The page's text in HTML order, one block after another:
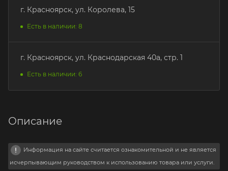
г. Красноярск, ул. Королева, 15
Есть в наличии: 8
г. Красноярск, ул. Краснодарская 40а, стр. 1
Есть в наличии: 6
Описание
Информация на сайте считается ознакомительной и не является
исчерпывающим руководством к использованию товара или услуги.